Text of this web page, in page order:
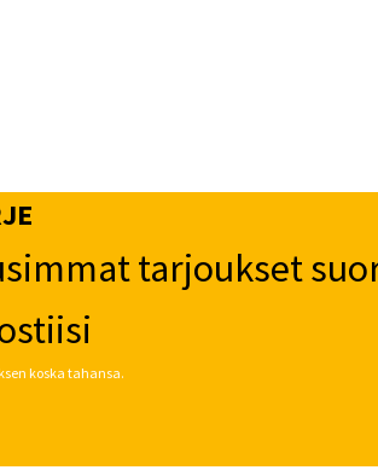
tarjoukset
koska tahansa.